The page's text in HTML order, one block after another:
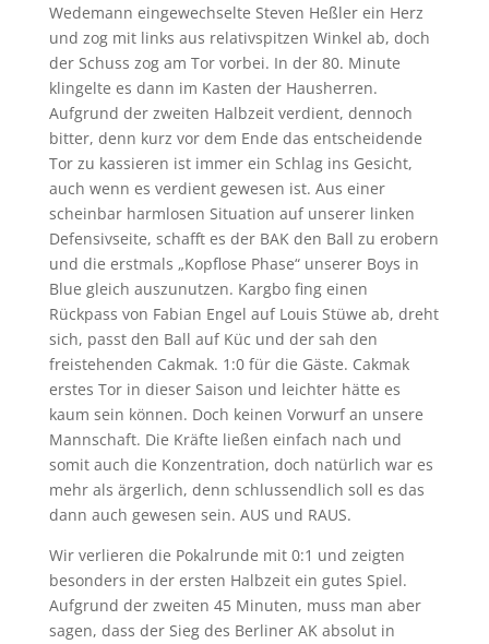
Wedemann eingewechselte Steven Heßler ein Herz
und zog mit links aus relativspitzen Winkel ab, doch
der Schuss zog am Tor vorbei. In der 80. Minute
klingelte es dann im Kasten der Hausherren.
Aufgrund der zweiten Halbzeit verdient, dennoch
bitter, denn kurz vor dem Ende das entscheidende
Tor zu kassieren ist immer ein Schlag ins Gesicht,
auch wenn es verdient gewesen ist. Aus einer
scheinbar harmlosen Situation auf unserer linken
Defensivseite, schafft es der BAK den Ball zu erobern
und die erstmals „Kopflose Phase“ unserer Boys in
Blue gleich auszunutzen. Kargbo fing einen
Rückpass von Fabian Engel auf Louis Stüwe ab, dreht
sich, passt den Ball auf Küc und der sah den
freistehenden Cakmak. 1:0 für die Gäste. Cakmak
erstes Tor in dieser Saison und leichter hätte es
kaum sein können. Doch keinen Vorwurf an unsere
Mannschaft. Die Kräfte ließen einfach nach und
somit auch die Konzentration, doch natürlich war es
mehr als ärgerlich, denn schlussendlich soll es das
dann auch gewesen sein. AUS und RAUS.
Wir verlieren die Pokalrunde mit 0:1 und zeigten
besonders in der ersten Halbzeit ein gutes Spiel.
Aufgrund der zweiten 45 Minuten, muss man aber
sagen, dass der Sieg des Berliner AK absolut in